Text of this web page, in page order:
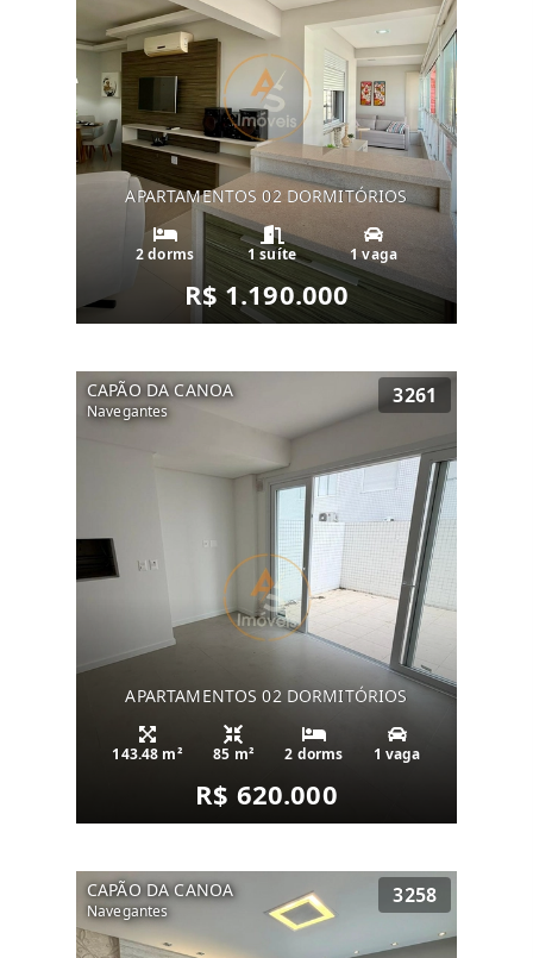
APARTAMENTOS 02 DORMITÓRIOS
2 dorms 1 suíte 1 vaga
R$ 1.190.000
CAPÃO DA CANOA
Navegantes
3261
APARTAMENTOS 02 DORMITÓRIOS
143.48 m² 85 m² 2 dorms 1 vaga
R$ 620.000
CAPÃO DA CANOA
Navegantes
3258